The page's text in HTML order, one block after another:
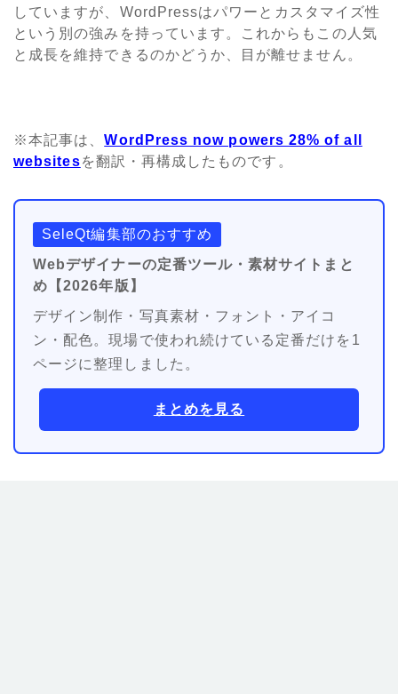
していますが、WordPressはパワーとカスタマイズ性
という別の強みを持っています。これからもこの人気
と成長を維持できるのかどうか、目が離せません。
※本記事は、WordPress now powers 28% of all
websitesを翻訳・再構成したものです。
SeleQt編集部のおすすめ
Webデザイナーの定番ツール・素材サイトまと
め【2026年版】
デザイン制作・写真素材・フォント・アイコ
ン・配色。現場で使われ続けている定番だけを1
ページに整理しました。
まとめを見る